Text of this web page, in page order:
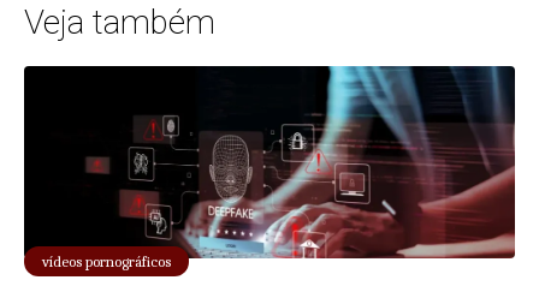
Veja também
vídeos pornográficos